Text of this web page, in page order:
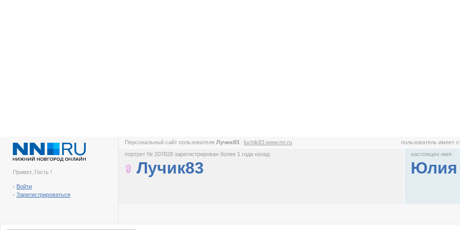
Привет, Гость !
- Войти
- Зарегистрироваться
Персональный сайт пользователя Лучик83 : luchik83.www.nn.ru пользователь имеет
портрет № 207828 зарегистрирован более 1 года назад
Лучик83
настоящее имя:
Юлия